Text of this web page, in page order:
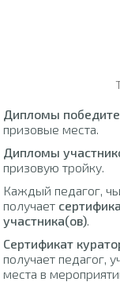
Дипломы
призовые места.
Дипломы
призовую тройку.
Каждый педагог,
получает
участника(ов).
Сертификат
получает педагог,
места в